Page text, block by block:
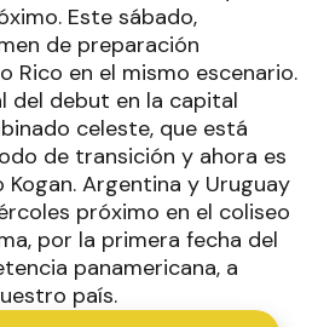
Este sábado,
de preparación
Rico en el mismo escenario.
del debut en la capital
celeste, que está
de transición y ahora es
Argentina y Uruguay
próximo en el coliseo
por la primera fecha del
panamericana, a
país.